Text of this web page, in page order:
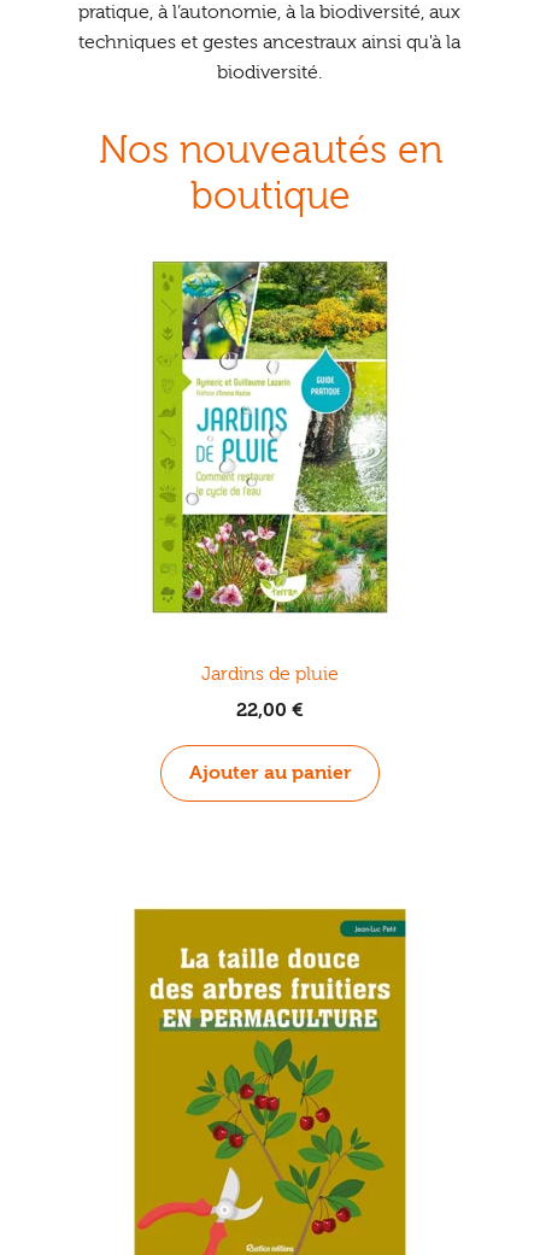
pratique, à l’autonomie, à la biodiversité, aux
techniques et gestes ancestraux ainsi qu'à la
biodiversité.
Nos nouveautés en
boutique
Jardins de pluie
22,00 €
Ajouter au panier